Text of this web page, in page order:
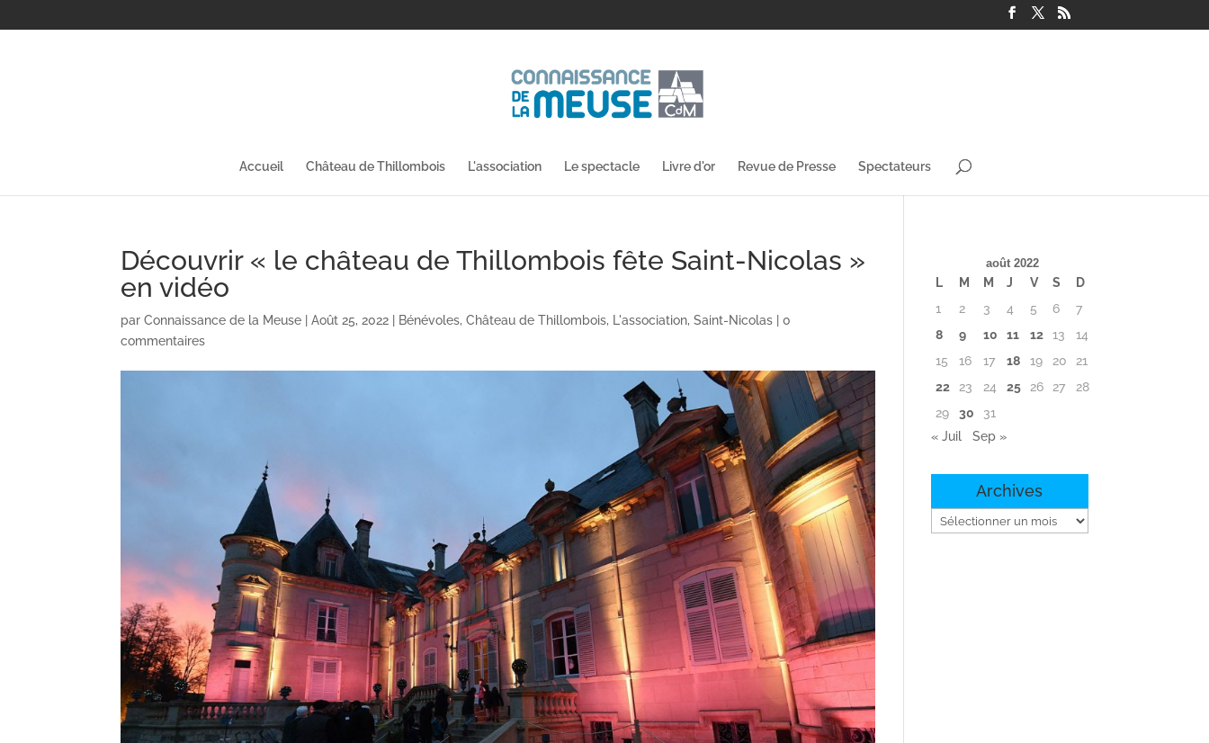
Accueil Château de Thillombois L'association Le spectacle Livre d'or Revue de Presse Spectateurs
Découvrir « le château de Thillombois fête Saint-Nicolas »
en vidéo
parConnaissance de la Meuse |Août 25, 2022 | Bénévoles,Château de Thillombois, L'association,Saint-Nicolas |0
commentaires
août 2022
L M M J V S
D
1
2 3 4 5 6
7
8
9 10 11 12 13
14
15
16 17 18 19 20
21
22
23 24 25 26 27
28
29
30
31
« Juil
Sep »
Archives
Archives